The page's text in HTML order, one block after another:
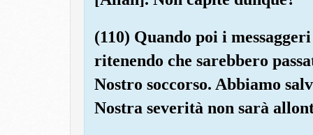
(110) Quando poi i
ritenendo che sarebbero
Nostro soccorso. Abbiamo
Nostra severità non sarà